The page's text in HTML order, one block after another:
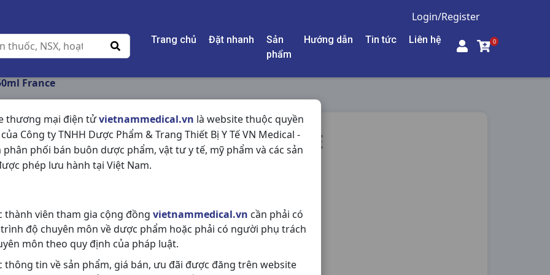
Login/Register
Trang chủ Đặt nhanh
Sản
phẩm
Hướng dẫn Tin tức Liên hệ 0
thương mại điện tửvietnammedical.vn là website thuộc quyền
Công ty TNHH Dược Phẩm & Trang Thiết Bị Y Tế VN Medical -
phân phối bán buôn dược phẩm, vật tư y tế, mỹ phẩm và các sản
phép lưu hành tại Việt Nam.
thành viên tham gia cộng đồng vietnammedical.vn cần phải có
độ chuyên môn về dược phẩm hoặc phải có người phụ trách
môn theo quy định của pháp luật.
thông tin về sản phẩm, giá bán, ưu đãi được đăng trên website
France
STERIMAR C50ML FRANCE
NSX:France
Chia sẻ qua mạng xã hội: